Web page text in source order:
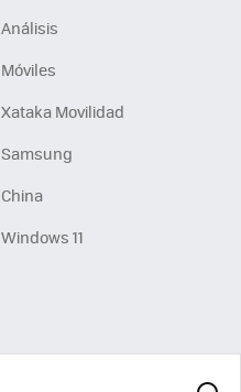
Análisis
Móviles
Xataka Movilidad
Samsung
China
Windows 11